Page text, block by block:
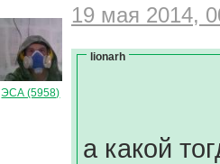
ЭСА (5958)
19 мая 2014,
lionarh
а какой